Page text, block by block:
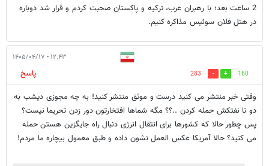
2 ساعت بعد؛ با رهبران عرب، ترکیه و پاکستان صحبت کردم و قرار شد دوباره
در هتل فلان سوئیس مذاکره کنیم.
۱۲:۴۳ - ۱۴۰۵/۰۴/۱۷
160
283
پاسخ
وقتی خبر منتشر می کنید درست و موثق منتشر کنید! به چه مجوزی دیشب به
دو تا نفتکش حمله کردن ..؟؟ مگه شماها افتخارتون دور زدن تحریما نیست؟
پس چطور حالا که کشورها برای انتقال انرژی دنبال راه جایگزین هستن حمله
می کنید؟ حالا آمریکا عکس العمل نشون داده و طبق معمول بیچاره ما مردم!